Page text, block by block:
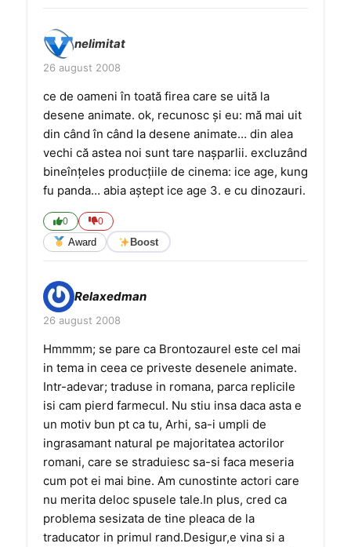
nelimitat
26 august 2008
ce de oameni în toată firea care se uită la
desene animate. ok, recunosc şi eu: mă mai uit
din când în când la desene animate… din alea
vechi că astea noi sunt tare naşparlii. excluzând
bineînţeles producţiile de cinema: ice age, kung
fu panda… abia aştept ice age 3. e cu dinozauri.
0 0
Award Boost
Relaxedman
26 august 2008
Hmmmm; se pare ca Brontozaurel este cel mai
in tema in ceea ce priveste desenele animate.
Intr-adevar; traduse in romana, parca replicile
isi cam pierd farmecul. Nu stiu insa daca asta e
un motiv bun pt ca tu, Arhi, sa-i umpli de
ingrasamant natural pe majoritatea actorilor
romani, care se straduiesc sa-si faca meseria
cum pot ei mai bine. Am cunostinte actori care
nu merita deloc spusele tale.In plus, cred ca
problema sesizata de tine pleaca de la
traducator in primul rand.Desigur,e vina si a